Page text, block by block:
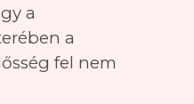
a
a
fel nem